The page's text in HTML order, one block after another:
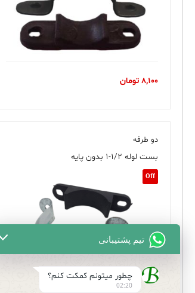
8,100 تومان
دو طرفه
بست لوله ۱/۲-۱ بدون پایه
Off
تیم پشتیبانی
چطور میتونم کمکت کنم؟
02:20